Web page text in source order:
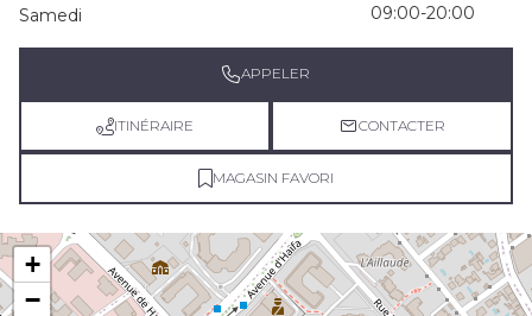
Samedi
09:00-20:00
APPELER
ITINÉRAIRE CONTACTER
MAGASIN FAVORI
+
−